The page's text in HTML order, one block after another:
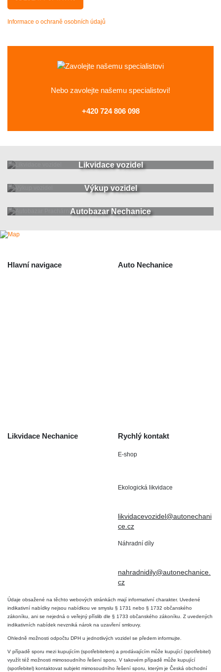
Informace o ochraně osobních údajů
Nebo zavolejte našemu specialistovi!
+420 724 806 098
Likvidace vozidel
Výkup vozidel
Autobazar Nechanice
Hlavní navigace Auto Nechanice
Likvidace Nechanice Rychlý kontakt
E-shop
Ekologická likvidace
likvidacevozidel@autonechani
ce.cz
Náhradní díly
nahradnidily@autonechanice.
cz
Údaje obsažené na těchto webových stránkách mají informativní charakter. Uvedené
indikativní nabídky nejsou nabídkou ve smyslu § 1731 nebo § 1732 občanského
zákoníku, ani se nejedná o veřejný příslib dle § 1733 občanského zákoníku. Z uvedených
indikativních nabídek nevzniká nárok na uzavření smlouvy.
Ohledně možnosti odpočtu DPH u jednotlivých vozidel se předem informujte.
V případě sporu mezi kupujícím (spotřebitelem) a prodávajícím může kupující (spotřebitel)
využít též možnosti mimosoudního řešení sporu. V takovém případě může kupující
(spotřebitel) kontaktovat subjekt mimosoudního řešení sporu, kterým je Česká obchodní